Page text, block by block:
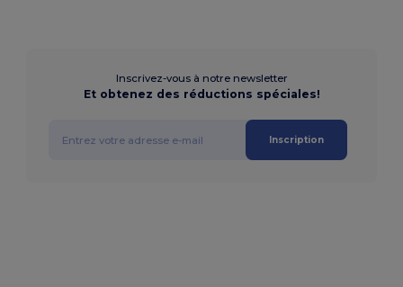
Inscrivez-vous à notre newsletter
Et obtenez des réductions spéciales!
Inscription